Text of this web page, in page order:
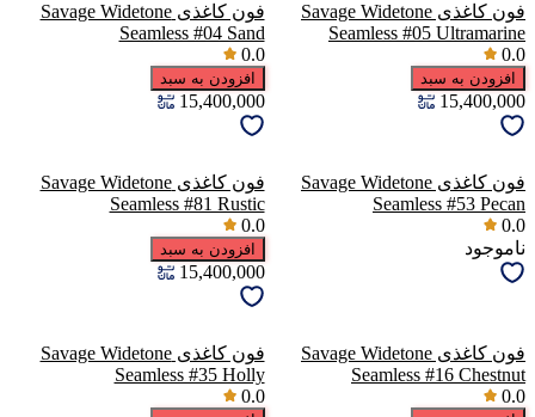
فون کاغذی Savage Widetone
Seamless #05 Ultramarine
0.0
افزودن به سبد
15,400,000
فون کاغذی Savage Widetone
Seamless #04 Sand
0.0
افزودن به سبد
15,400,000
فون کاغذی Savage Widetone
Seamless #53 Pecan
0.0
ناموجود
فون کاغذی Savage Widetone
Seamless #81 Rustic
0.0
افزودن به سبد
15,400,000
فون کاغذی Savage Widetone
Seamless #16 Chestnut
0.0
فون کاغذی Savage Widetone
Seamless #35 Holly
0.0